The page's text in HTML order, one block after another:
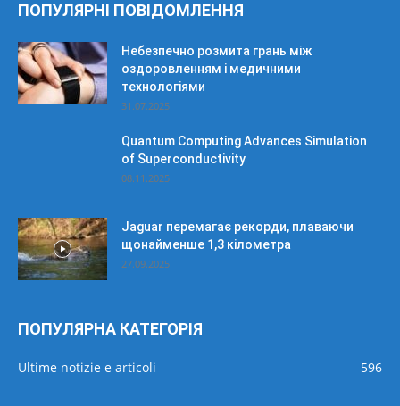
ПОПУЛЯРНІ ПОВІДОМЛЕННЯ
Небезпечно розмита грань між
оздоровленням і медичними
технологіями
31.07.2025
Quantum Computing Advances Simulation
of Superconductivity
08.11.2025
Jaguar перемагає рекорди, плаваючи
щонайменше 1,3 кілометра
27.09.2025
ПОПУЛЯРНА КАТЕГОРІЯ
Ultime notizie e articoli 596